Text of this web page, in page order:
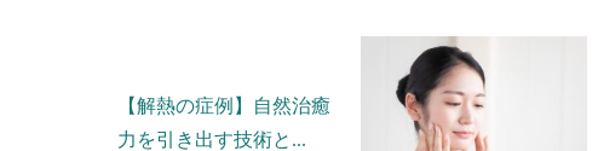
【解熱の症例】自然治癒
力を引き出す技術と...